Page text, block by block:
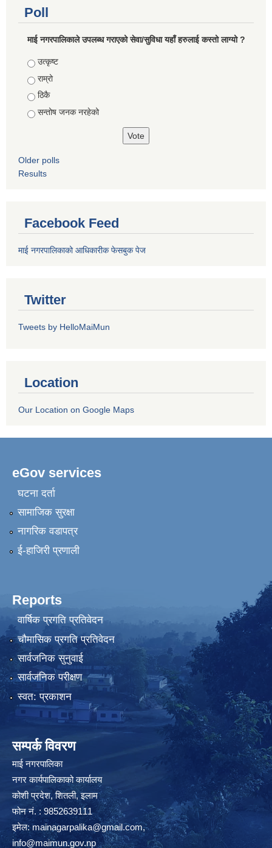
Poll
माई नगरपालिकाले उपलब्ध गराएको सेवा/सुविधा यहाँ हरुलाई कस्तो लाग्यो ?
Choices
उत्कृष्ट
राम्रो
ठिकै
सन्तोष जनक नरहेको
Older polls
Results
Facebook Feed
माई नगरपालिकाको आधिकारीक फेसबुक पेज
Twitter
Tweets by HelloMaiMun
Location
Our Location on Google Maps
eGov services
घटना दर्ता
सामाजिक सुरक्षा
नागरिक वडापत्र
ई-हाजिरी प्रणाली
Reports
वार्षिक प्रगति प्रतिवेदन
चौमासिक प्रगति प्रतिवेदन
सार्वजनिक सुनुवाई
सार्वजनिक परीक्षण
स्वत: प्रकाशन
सम्पर्क विवरण
माई नगरपालिका
नगर कार्यपालिकाको कार्यालय
कोशी प्रदेश, शितली, इलाम
फोन नं. : 9852639111
इमेल:mainagarpalika@gmail.com,
info@maimun.gov.np